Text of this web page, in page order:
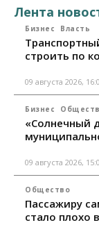
Лента
Бизнес Власть
строить по
09 августа 2026,
Бизнес
«Солнечный
09 августа 2026,
Общество
Пассажиру
стало плохо